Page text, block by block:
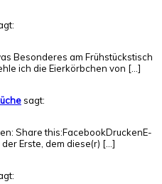
Besonderes am Frühstückstisch
ich die Eierkörbchen von […]
sagt:
Share this:FacebookDruckenE-
Erste, dem diese(r) […]